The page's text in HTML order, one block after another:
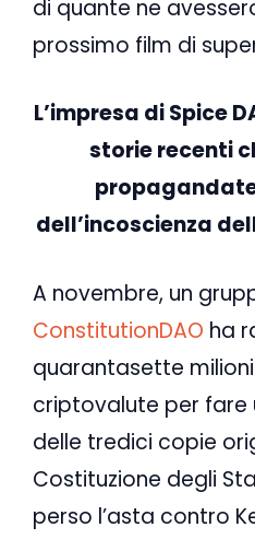
di quante ne
prossimo film di
L’impresa di Spice
storie recenti
dell’incoscienza
A novembre, un
ConstitutionDAO ha
quarantasette
criptovalute per fare
delle tredici copie
Costituzione degli
perso l’asta contro